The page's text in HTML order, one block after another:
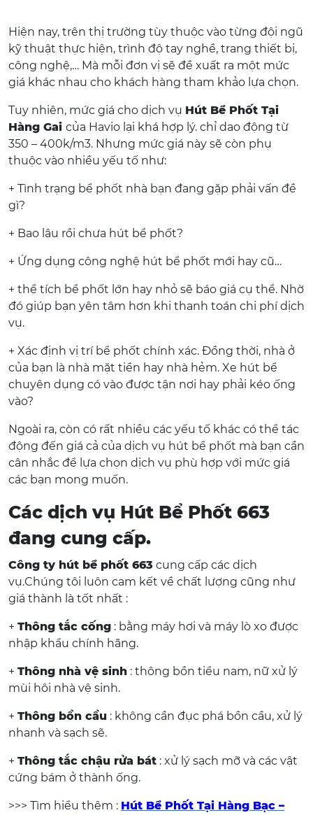
Hiện nay, trên thị trường tùy thuộc vào từng đội ngũ
kỹ thuật thực hiện, trình độ tay nghề, trang thiết bị,
công nghệ,… Mà mỗi đơn vị sẽ đề xuất ra một mức
giá khác nhau cho khách hàng tham khảo lựa chọn.
Tuy nhiên, mức giá cho dịch vụ Hút Bể Phốt Tại
Hàng Gai của Havio lại khá hợp lý. chỉ dao động từ
350 – 400k/m3. Nhưng mức giá này sẽ còn phụ
thuộc vào nhiều yếu tố như:
+ Tình trạng bể phốt nhà bạn đang gặp phải vấn đề
gì?
+ Bao lâu rồi chưa hút bể phốt?
+ Ứng dụng công nghệ hút bể phốt mới hay cũ…
+ thể tích bể phốt lớn hay nhỏ sẽ báo giá cụ thể. Nhờ
đó giúp bạn yên tâm hơn khi thanh toán chi phí dịch
vụ.
+ Xác định vị trí bể phốt chính xác. Đồng thời, nhà ở
của bạn là nhà mặt tiền hay nhà hẻm. Xe hút bể
chuyên dụng có vào được tận nơi hay phải kéo ống
vào?
Ngoài ra, còn có rất nhiều các yếu tố khác có thể tác
động đến giá cả của dịch vụ hút bể phốt mà bạn cần
cân nhắc để lựa chọn dịch vụ phù hợp với mức giá
các bạn mong muốn.
Các dịch vụ Hút Bể Phốt 663
đang cung cấp.
Công ty hút bể phốt 663 cung cấp các dịch
vụ.Chúng tôi luôn cam kết về chất lượng cũng như
giá thành là tốt nhất :
+ Thông tắc cống : bằng máy hơi và máy lò xo được
nhập khẩu chính hãng.
+ Thông nhà vệ sinh : thông bồn tiểu nam, nữ xử lý
mùi hôi nhà vệ sinh.
+ Thông bồn cầu : không cần đục phá bồn cầu, xử lý
nhanh và sạch sẽ.
+ Thông tắc chậu rửa bát : xử lý sạch mỡ và các vật
cứng bám ở thành ống.
>>> Tìm hiểu thêm : Hút Bể Phốt Tại Hàng Bạc –